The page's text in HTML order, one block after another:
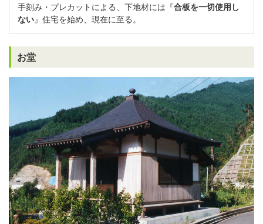
手刻み・プレカットによる、下地材には『合板を一切使用し
ない』住宅を始め、現在に至る。
お堂